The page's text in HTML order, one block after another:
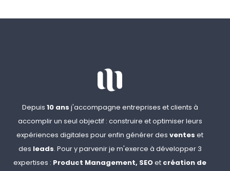
Depuis 10 ans j'accompagne entreprises et clients à
accomplir un seul objectif : construire et optimiser leurs
expériences digitales pour enfin générer des ventes et
des leads. Pour y parvenir je m'exerce à développer 3
expertises : Product Management, SEOet création de